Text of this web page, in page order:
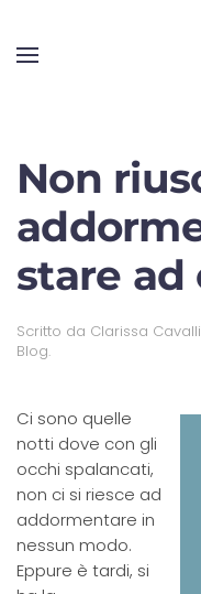
Non
stare ad
Scritto da Clarissa
Blog.
Ci sono quelle
notti dove con gli
occhi spalancati,
non ci si riesce ad
addormentare in
nessun modo.
Eppure è tardi, si